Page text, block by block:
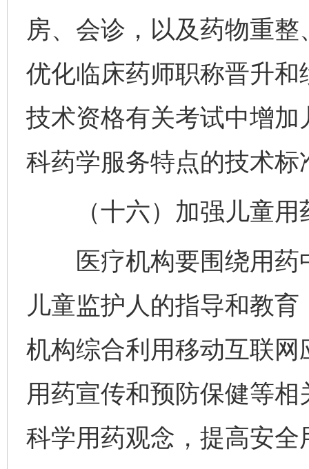
房、会诊，以及药物重
优化临床药师职称晋升
技术资格有关考试中增
科药学服务特点的技术标
（十六）加强儿童用
医疗机构要围绕用药
儿童监护人的指导和教
机构综合利用移动互联
用药宣传和预防保健等
科学用药观念，提高安